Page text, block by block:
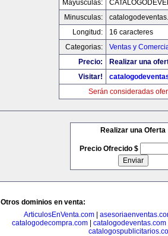
Mayusculas:
Minusculas:
Longitud:
16 caracteres
Categorias:
Ventas y
Precio:
Realizar una
Visitar!
Serán consideradas
Realizar una Oferta
Precio Ofrecido $
Otros dominios en venta:
ArticulosEnVenta.com|
catalogodecompra.com| catalogodeventas.com